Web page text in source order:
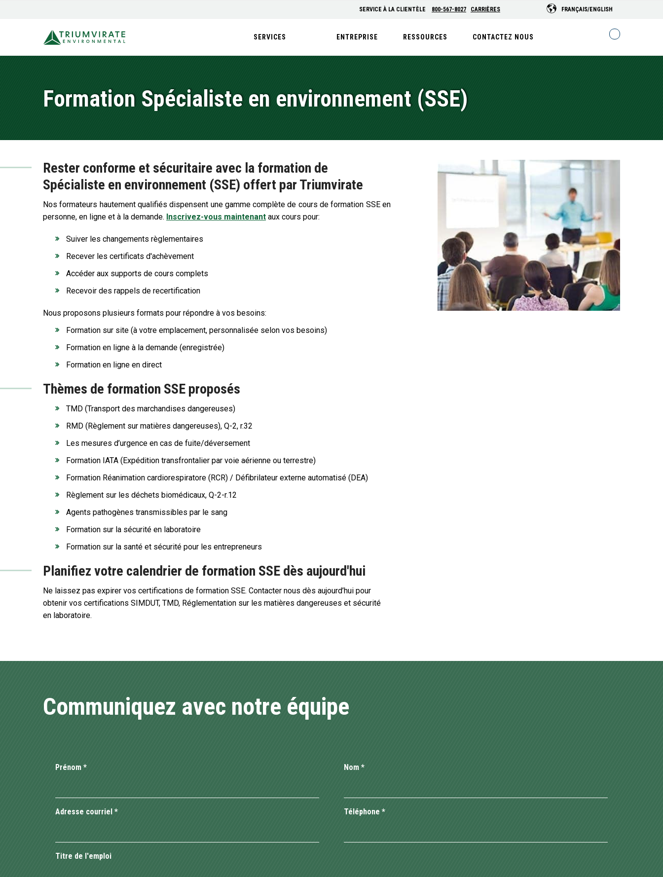
SERVICE À LA CLIENTÈLE 800-567-8027 CARRIÈRES FRANÇAIS/ENGLISH
SERVICES ENTREPRISE RESSOURCES CONTACTEZ NOUS
Formation Spécialiste en environnement (SSE)
Rester conforme et sécuritaire avec la formation de
Spécialiste en environnement (SSE) offert par Triumvirate
Nos formateurs hautement qualifiés dispensent une gamme complète de cours de formation SSE en
personne, en ligne et à la demande. Inscrivez-vous maintenant aux cours pour:
Suiver les changements règlementaires
Recever les certificats d'achèvement
Accéder aux supports de cours complets
Recevoir des rappels de recertification
Nous proposons plusieurs formats pour répondre à vos besoins:
Formation sur site (à votre emplacement, personnalisée selon vos besoins)
Formation en ligne à la demande (enregistrée)
Formation en ligne en direct
Thèmes de formation SSE proposés
TMD (Transport des marchandises dangereuses)
RMD (Règlement sur matières dangereuses), Q-2, r.32
Les mesures d’urgence en cas de fuite/déversement
Formation IATA (Expédition transfrontalier par voie aérienne ou terrestre)
Formation Réanimation cardiorespiratore (RCR) / Défibrilateur externe automatisé (DEA)
Règlement sur les déchets biomédicaux, Q-2-r.12
Agents pathogènes transmissibles par le sang
Formation sur la sécurité en laboratoire
Formation sur la santé et sécurité pour les entrepreneurs
Planifiez votre calendrier de formation SSE dès aujourd'hui
Ne laissez pas expirer vos certifications de formation SSE. Contacter nous dès aujourd’hui pour
obtenir vos certifications SIMDUT, TMD, Réglementation sur les matières dangereuses et sécurité
en laboratoire.
Communiquez avec notre équipe
Prénom * Nom *
Adresse courriel * Téléphone *
Titre de l'emploi